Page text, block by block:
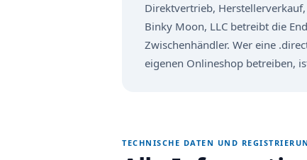
Direktvertrieb,
Binky Moon, LLC betreibt die
Zwischenhändler. Wer eine
eigenen Onlineshop betreiben,
TECHNISCHE DATEN UND